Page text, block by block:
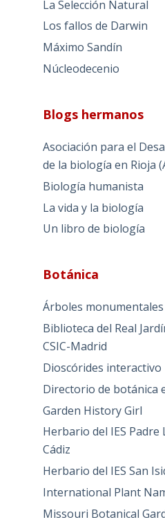
La Selección Natural
Los fallos de Darwin
Máximo Sandín
Núcleodecenio
Blogs hermanos
Asociación para el
de la biología en Rioja
Biología humanista
La vida y la biología
Un libro de biología
Botánica
Árboles monumentales
Biblioteca del Real
CSIC-Madrid
Dioscórides interactivo
Directorio de botánica
Garden History Girl
Herbario del IES Padre
Cádiz
Herbario del IES San
International Plant
Missouri Botanical